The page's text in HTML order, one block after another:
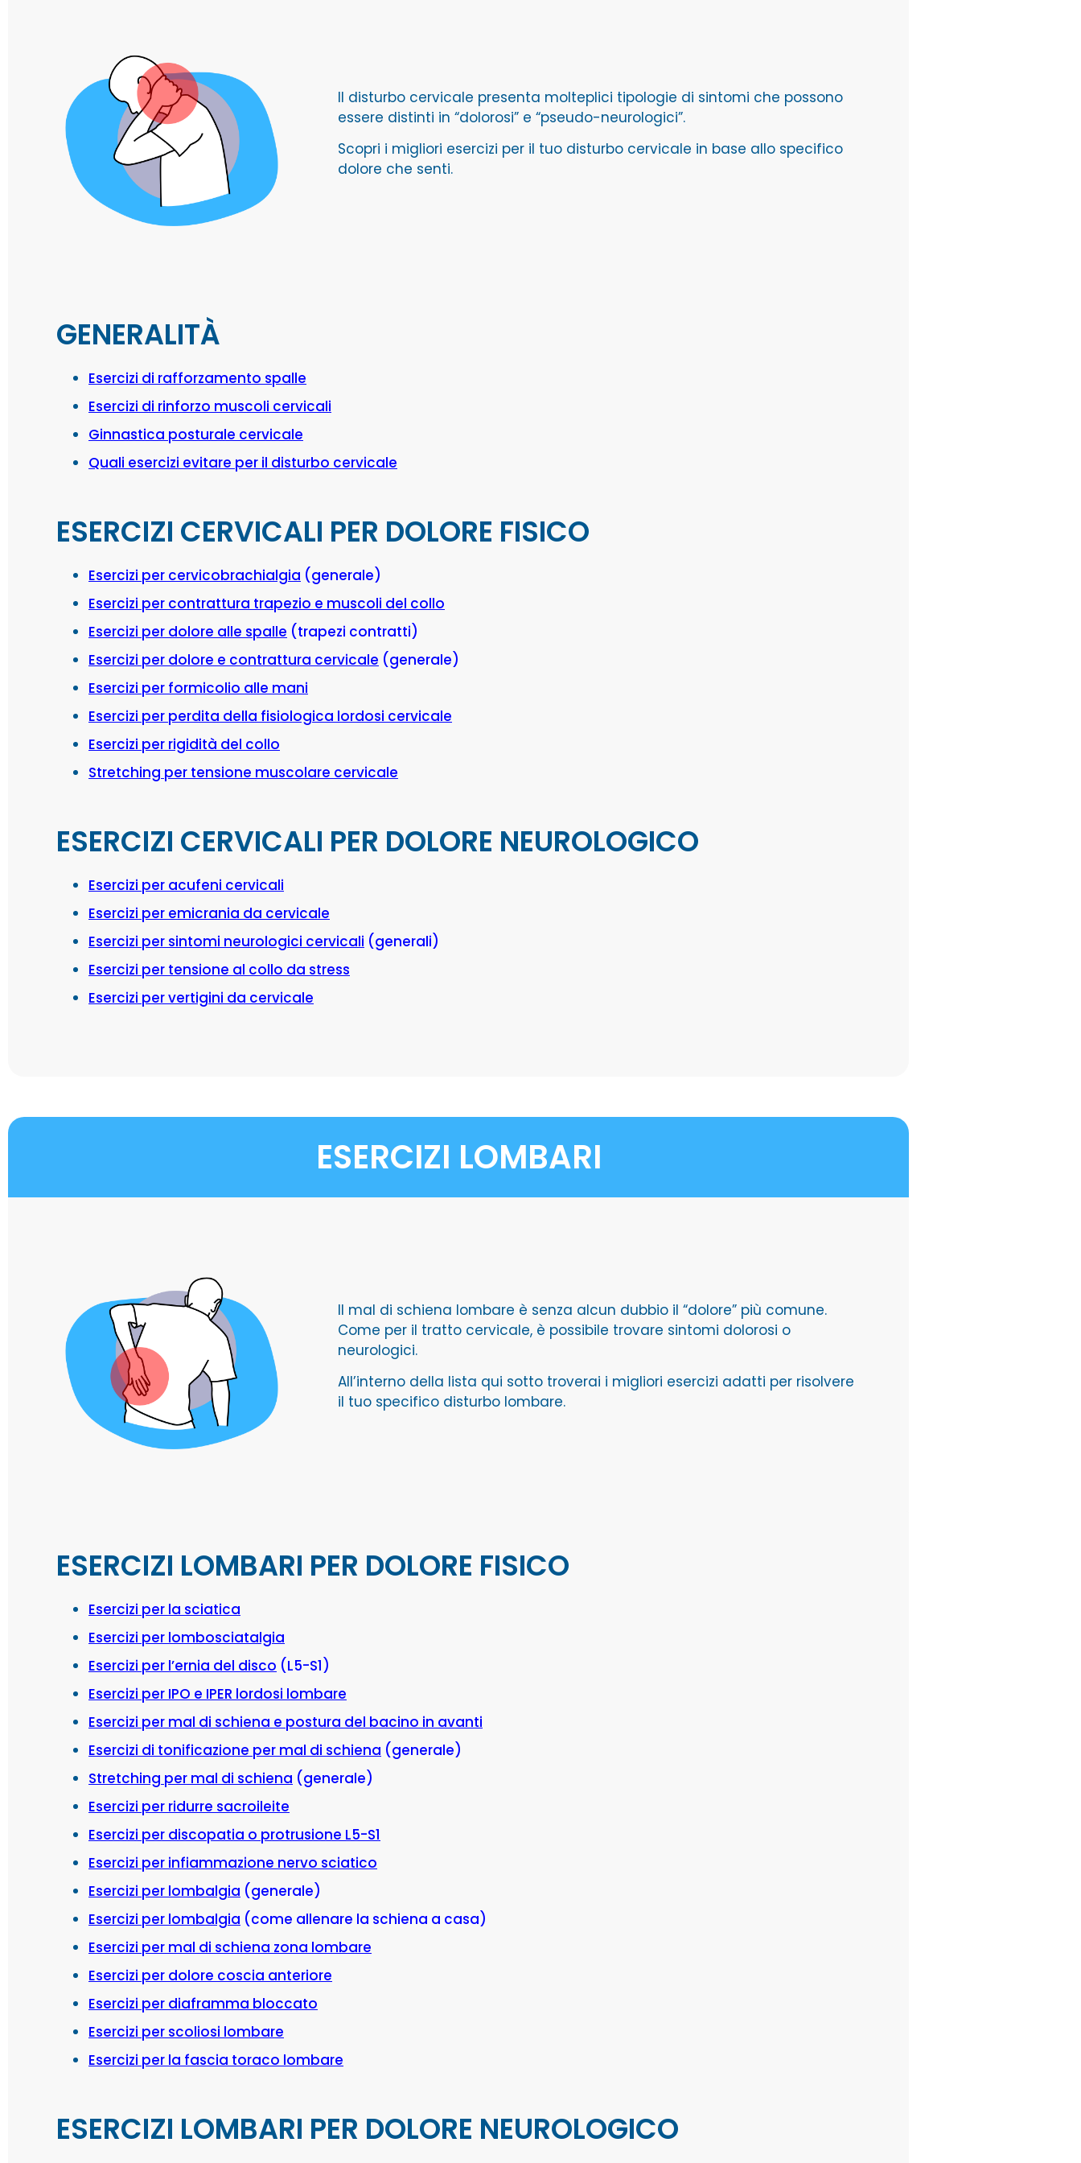
Il disturbo cervicale presenta molteplici tipologie di sintomi che possono
essere distinti in “dolorosi” e “pseudo-neurologici”.
Scopri i migliori esercizi per il tuo disturbo cervicale in base allo specifico
dolore che senti.
GENERALITÀ
Esercizi di rafforzamento spalle
Esercizi di rinforzo muscoli cervicali
Ginnastica posturale cervicale
Quali esercizi evitare per il disturbo cervicale
ESERCIZI CERVICALI PER DOLORE FISICO
Esercizi per cervicobrachialgia (generale)
Esercizi per contrattura trapezio e muscoli del collo
Esercizi per dolore alle spalle (trapezi contratti)
Esercizi per dolore e contrattura cervicale (generale)
Esercizi per formicolio alle mani
Esercizi per perdita della fisiologica lordosi cervicale
Esercizi per rigidità del collo
Stretching per tensione muscolare cervicale
ESERCIZI CERVICALI PER DOLORE NEUROLOGICO
Esercizi per acufeni cervicali
Esercizi per emicrania da cervicale
Esercizi per sintomi neurologici cervicali (generali)
Esercizi per tensione al collo da stress
Esercizi per vertigini da cervicale
ESERCIZI LOMBARI
Il mal di schiena lombare è senza alcun dubbio il “dolore” più comune.
Come per il tratto cervicale, è possibile trovare sintomi dolorosi o
neurologici.
All’interno della lista qui sotto troverai i migliori esercizi adatti per risolvere
il tuo specifico disturbo lombare.
ESERCIZI LOMBARI PER DOLORE FISICO
Esercizi per la sciatica
Esercizi per lombosciatalgia
Esercizi per l’ernia del disco (L5-S1)
Esercizi per IPO e IPER lordosi lombare
Esercizi per mal di schiena e postura del bacino in avanti
Esercizi di tonificazione per mal di schiena (generale)
Stretching per mal di schiena (generale)
Esercizi per ridurre sacroileite
Esercizi per discopatia o protrusione L5-S1
Esercizi per infiammazione nervo sciatico
Esercizi per lombalgia (generale)
Esercizi per lombalgia (come allenare la schiena a casa)
Esercizi per mal di schiena zona lombare
Esercizi per dolore coscia anteriore
Esercizi per diaframma bloccato
Esercizi per scoliosi lombare
Esercizi per la fascia toraco lombare
ESERCIZI LOMBARI PER DOLORE NEUROLOGICO